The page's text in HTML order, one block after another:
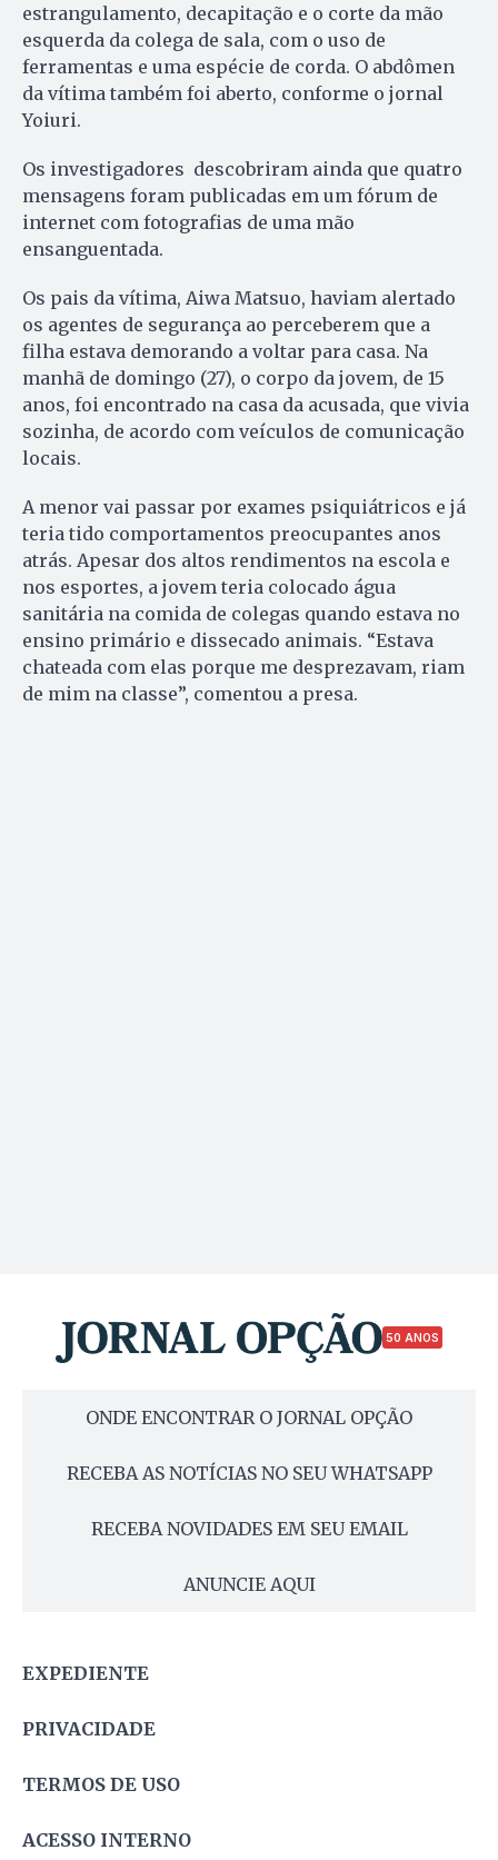
estrangulamento, decapitação e o corte da mão
esquerda da colega de sala, com o uso de
ferramentas e uma espécie de corda. O abdômen
da vítima também foi aberto, conforme o jornal
Yoiuri.
Os investigadores descobriram ainda que quatro
mensagens foram publicadas em um fórum de
internet com fotografias de uma mão
ensanguentada.
Os pais da vítima, Aiwa Matsuo, haviam alertado
os agentes de segurança ao perceberem que a
filha estava demorando a voltar para casa. Na
manhã de domingo (27), o corpo da jovem, de 15
anos, foi encontrado na casa da acusada, que vivia
sozinha, de acordo com veículos de comunicação
locais.
A menor vai passar por exames psiquiátricos e já
teria tido comportamentos preocupantes anos
atrás. Apesar dos altos rendimentos na escola e
nos esportes, a jovem teria colocado água
sanitária na comida de colegas quando estava no
ensino primário e dissecado animais. “Estava
chateada com elas porque me desprezavam, riam
de mim na classe”, comentou a presa.
50 ANOS
ONDE ENCONTRAR O JORNAL OPÇÃO
RECEBA AS NOTÍCIAS NO SEU WHATSAPP
RECEBA NOVIDADES EM SEU EMAIL
ANUNCIE AQUI
EXPEDIENTE
PRIVACIDADE
TERMOS DE USO
ACESSO INTERNO